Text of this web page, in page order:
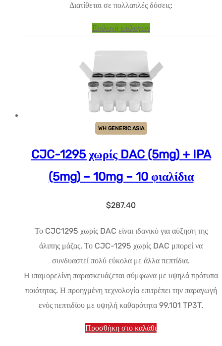
Διατίθεται σε πολλαπλές δόσεις:
Επιλογή επιλογώνΑυτό
έχει
πολλαπλές
παραλλαγές.
μπορούν
να
επιλεγούν
προϊόντος.
WH GENERIC ASIA
CJC-1295 χωρίς DAC (5mg) + IPA
(5mg) – 10mg – 10 φιαλίδια
$287.40
Το CJC1295 χωρίς DAC είναι ιδανικό για αύξηση της
άλιπης μάζας. Το CJC-1295 χωρίς DAC μπορεί να
συνδυαστεί πολύ εύκολα με άλλα πεπτίδια.
Η ιπαμορελίνη παρασκευάζεται σύμφωνα με υψηλά πρότυπα
ποιότητας. Η προηγμένη τεχνολογία επιτρέπει την παραγωγή
ενός πεπτιδίου με υψηλή καθαρότητα 99.101 TP3T.
Προσθήκη στο καλάθι